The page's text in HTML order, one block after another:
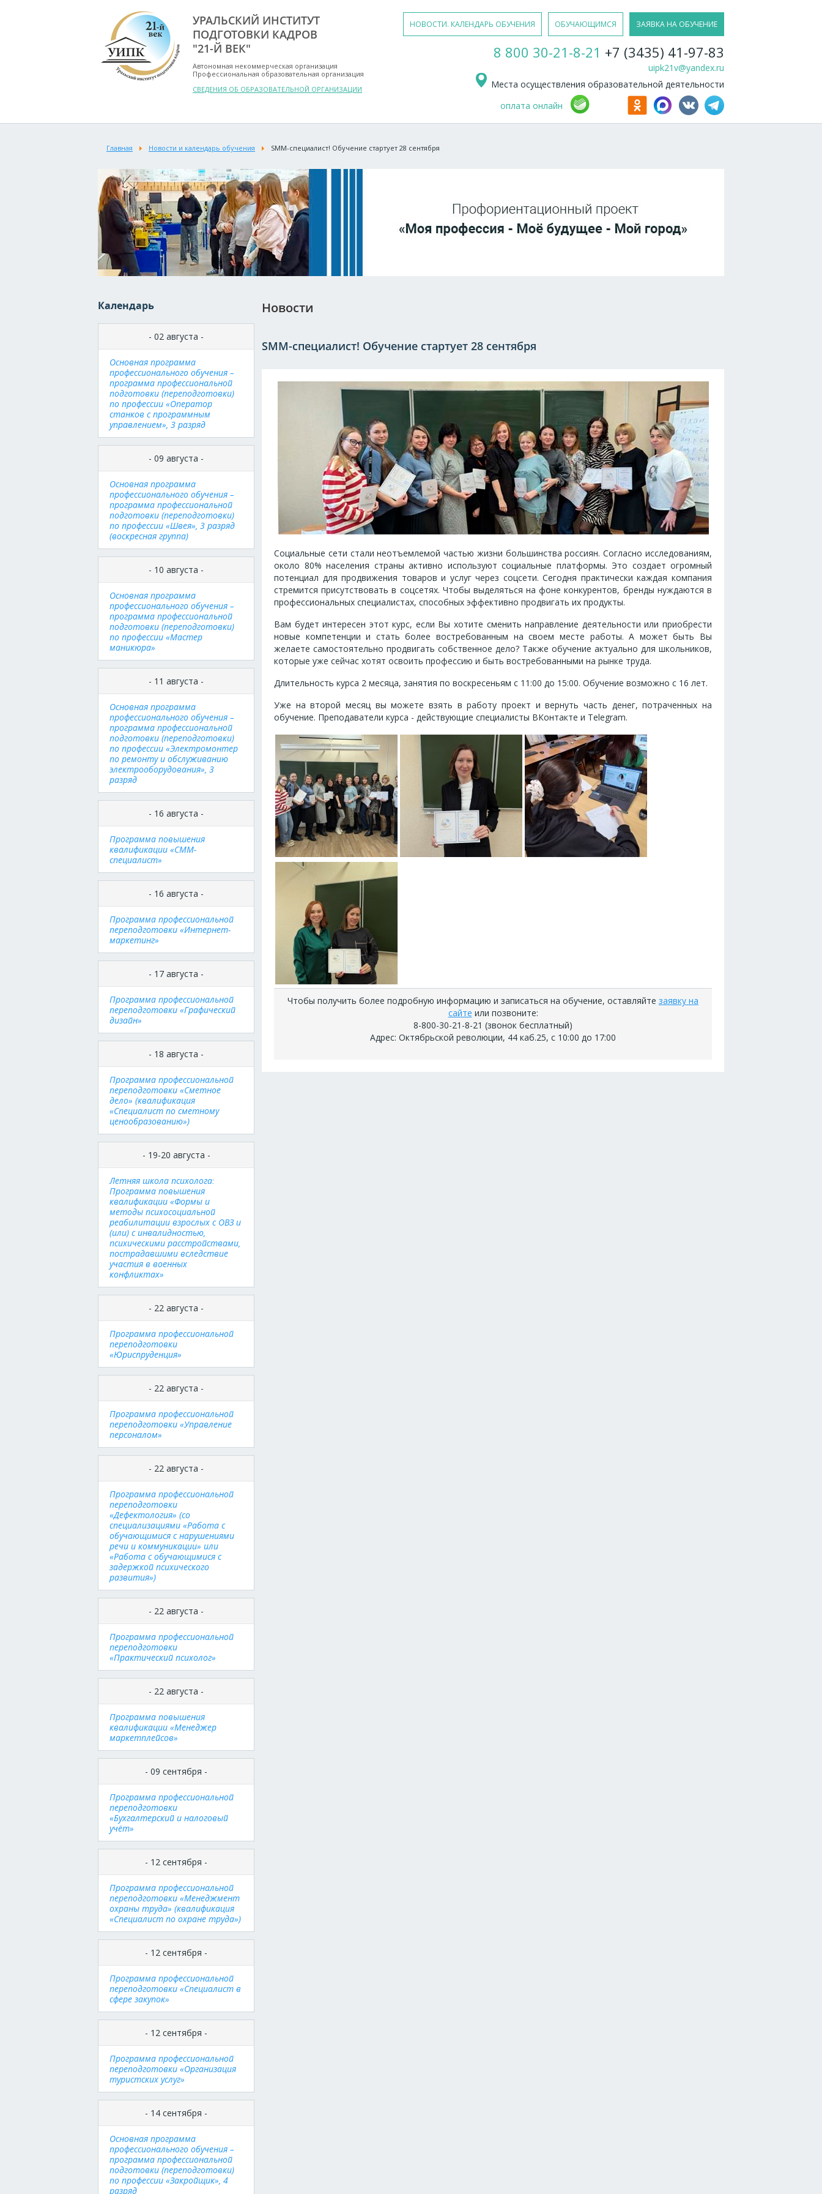
УРАЛЬСКИЙ ИНСТИТУТ
ПОДГОТОВКИ КАДРОВ
"21-Й ВЕК"
Автономная некоммерческая организация
Профессиональная образовательная организация
СВЕДЕНИЯ ОБ ОБРАЗОВАТЕЛЬНОЙ ОРГАНИЗАЦИИ
ЗАЯВКА НА ОБУЧЕНИЕ
ОБУЧАЮЩИМСЯ
НОВОСТИ. КАЛЕНДАРЬ ОБУЧЕНИЯ
8 800 30-21-8-21 +7 (3435) 41-97-83
uipk21v@yandex.ru
Места осуществления образовательной деятельности
оплата онлайн
Главная Новости и календарь обучения SMM-специалист! Обучение стартует 28 сентября
Календарь
- 02 августа -
Основная программа
профессионального обучения –
программа профессиональной
подготовки (переподготовки)
по профессии «Оператор
станков с программным
управлением», 3 разряд
- 09 августа -
Основная программа
профессионального обучения –
программа профессиональной
подготовки (переподготовки)
по профессии «Швея», 3 разряд
(воскресная группа)
- 10 августа -
Основная программа
профессионального обучения –
программа профессиональной
подготовки (переподготовки)
по профессии «Мастер
маникюра»
- 11 августа -
Основная программа
профессионального обучения –
программа профессиональной
подготовки (переподготовки)
по профессии «Электромонтер
по ремонту и обслуживанию
электрооборудования», 3
разряд
- 16 августа -
Программа повышения
квалификации «СММ-
специалист»
- 16 августа -
Программа профессиональной
переподготовки «Интернет-
маркетинг»
- 17 августа -
Программа профессиональной
переподготовки «Графический
дизайн»
- 18 августа -
Программа профессиональной
переподготовки «Сметное
дело» (квалификация
«Специалист по сметному
ценообразованию»)
- 19-20 августа -
Летняя школа психолога:
Программа повышения
квалификации «Формы и
методы психосоциальной
реабилитации взрослых с ОВЗ и
(или) с инвалидностью,
психическими расстройствами,
пострадавшими вследствие
участия в военных
конфликтах»
- 22 августа -
Программа профессиональной
переподготовки
«Юриспруденция»
- 22 августа -
Программа профессиональной
переподготовки «Управление
персоналом»
- 22 августа -
Программа профессиональной
переподготовки
«Дефектология» (со
специализациями «Работа с
обучающимися с нарушениями
речи и коммуникации» или
«Работа с обучающимися с
задержкой психического
развития»)
- 22 августа -
Программа профессиональной
переподготовки
«Практический психолог»
- 22 августа -
Программа повышения
квалификации «Менеджер
маркетплейсов»
- 09 сентября -
Программа профессиональной
переподготовки
«Бухгалтерский и налоговый
учёт»
- 12 сентября -
Программа профессиональной
переподготовки «Менеджмент
охраны труда» (квалификация
«Специалист по охране труда»)
- 12 сентября -
Программа профессиональной
переподготовки «Специалист в
сфере закупок»
- 12 сентября -
Программа профессиональной
переподготовки «Организация
туристских услуг»
- 14 сентября -
Основная программа
профессионального обучения –
программа профессиональной
подготовки (переподготовки)
по профессии «Закройщик», 4
разряд
Новости
SMM-специалист! Обучение стартует 28 сентября
Социальные сети стали неотъемлемой частью жизни большинства россиян. Согласно исследованиям,
около 80% населения страны активно используют социальные платформы. Это создает огромный
потенциал для продвижения товаров и услуг через соцсети. Сегодня практически каждая компания
стремится присутствовать в соцсетях. Чтобы выделяться на фоне конкурентов, бренды нуждаются в
профессиональных специалистах, способных эффективно продвигать их продукты.
Вам будет интересен этот курс, если Вы хотите сменить направление деятельности или приобрести
новые компетенции и стать более востребованным на своем месте работы. А может быть Вы
желаете самостоятельно продвигать собственное дело? Также обучение актуально для школьников,
которые уже сейчас хотят освоить профессию и быть востребованными на рынке труда.
Длительность курса 2 месяца, занятия по воскресеньям с 11:00 до 15:00. Обучение возможно с 16 лет.
Уже на второй месяц вы можете взять в работу проект и вернуть часть денег, потраченных на
обучение. Преподаватели курса - действующие специалисты ВКонтакте и Telegram.
Чтобы получить более подробную информацию и записаться на обучение, оставляйте заявку на
сайте или позвоните:
8-800-30-21-8-21 (звонок бесплатный)
Адрес: Октябрьской революции, 44 каб.25, с 10:00 до 17:00